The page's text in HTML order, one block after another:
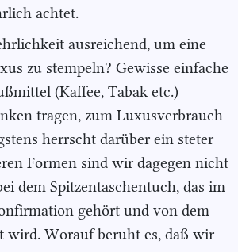
achtet.
ausreichend, um eine
zu stempeln? Gewisse einfache
(Kaffee, Tabak etc.)
tragen, zum Luxusverbrauch
herrscht darüber ein steter
Formen sind wir dagegen nicht
dem Spitzentaschentuch, das im
gehört und von dem
wird. Worauf beruht es, daß wir